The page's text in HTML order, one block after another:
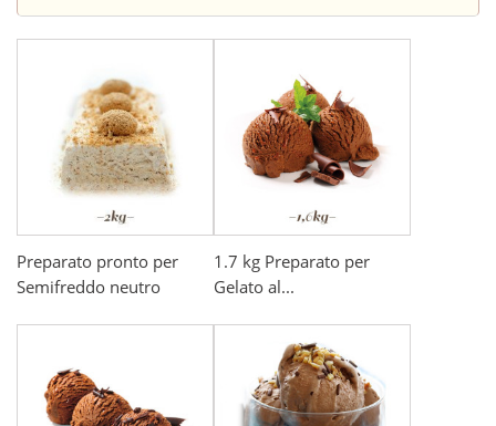
Preparato pronto per
Semifreddo neutro
1.7 kg Preparato per
Gelato al...